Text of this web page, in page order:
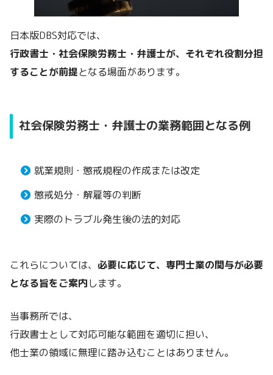
日本版DBS対応では、
行政書士・社会保険労務士・弁護士が、それぞれ役割分担
することが前提となる場面があります。
社会保険労務士・弁護士の業務範囲となる例
就業規則・懲戒規程の作成または改定
懲戒処分・解雇等の判断
実際のトラブル発生後の法的対応
これらについては、 必要に応じて、専門士業の関与が必要
となる旨をご案内します。
当事務所では、
行政書士として対応可能な範囲を適切に担い、
他士業の領域に無理に踏み込むことはありません。